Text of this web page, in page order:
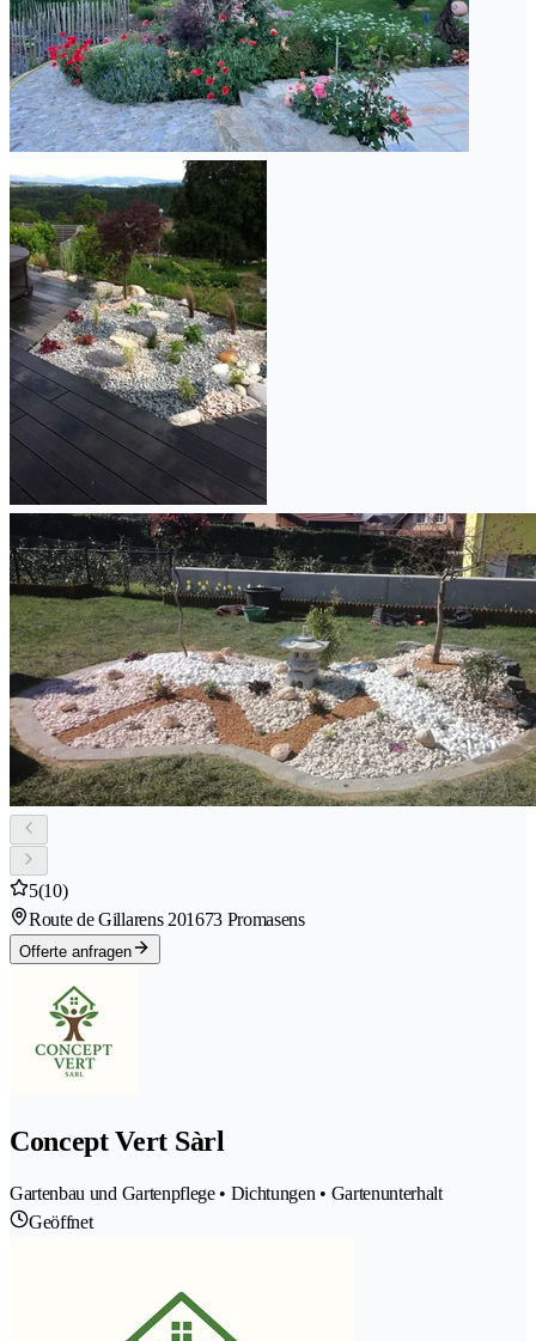
5(10)
Route de Gillarens 201673 Promasens
Offerte anfragen
Concept Vert Sàrl
Gartenbau und Gartenpflege • Dichtungen • Gartenunterhalt
Geöffnet